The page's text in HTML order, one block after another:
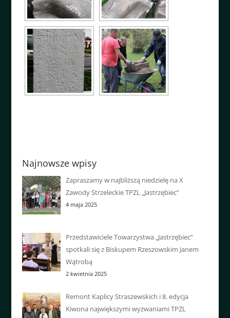
Najnowsze wpisy
Zapraszamy w najbliższą niedzielę na X
Zawody Strzeleckie TPZL „Jastrzębiec”
4 maja 2025
Przedstawiciele Towarzystwa „Jastrzębiec”
spotkali się z Biskupem Rzeszowskim Janem
Wątrobą
2 kwietnia 2025
Remont Kaplicy Straszewskich i 8. edycja
Kiwona największymi wyzwaniami TPZL